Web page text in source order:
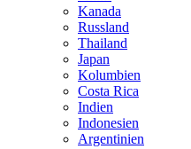
Kanada
Russland
Thailand
Japan
Kolumbien
Costa Rica
Indien
Indonesien
Argentinien